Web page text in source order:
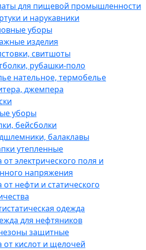
для пищевой промышленности
и нарукавники
уборы
изделия
свитшоты
рубашки-поло
нательное, термобелье
джемпера
уборы
бейсболки
балаклавы
утепленные
электрического поля и
напряжения
нефти и статического
одежда
для нефтяников
защитные
от кислот и щелочей